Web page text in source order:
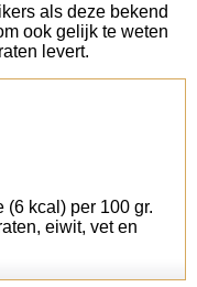
als deze bekend
ook gelijk te weten
levert.
kcal) per 100 gr.
eiwit, vet en